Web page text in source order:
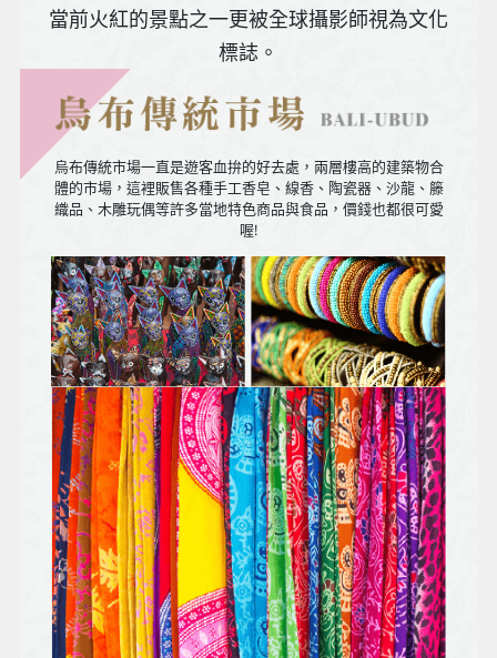
當前火紅的景點之一更被全球攝影師視為文化
標誌。
前峇里
島的皇
室公主
出嫁以
前必須
先來一
場全身
LULUR
按摩，
放鬆身
心靈同
時美容
身體，
才能用
最美的
姿態出
烏布傳統市場一直是遊客血拚的好去處，兩層樓高的建築物合
體的市場，這裡販售各種手工香皂、線香、陶瓷器、沙龍、籐
織品、木雕玩偶等許多當地特色商品與食品，價錢也都很可愛
喔!